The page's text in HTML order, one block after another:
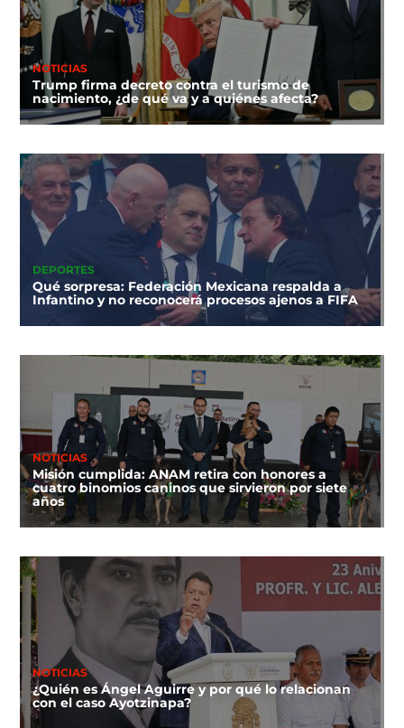
NOTICIAS
Trump firma decreto contra el turismo de
nacimiento, ¿de qué va y a quiénes afecta?
DEPORTES
Qué sorpresa: Federación Mexicana respalda a
Infantino y no reconocerá procesos ajenos a FIFA
NOTICIAS
Misión cumplida: ANAM retira con honores a
cuatro binomios caninos que sirvieron por siete
años
NOTICIAS
¿Quién es Ángel Aguirre y por qué lo relacionan
con el caso Ayotzinapa?